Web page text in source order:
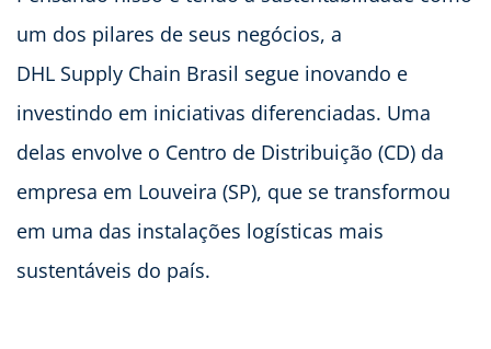
um dos pilares de seus negócios, a
DHL Supply Chain Brasil segue inovando e
investindo em iniciativas diferenciadas. Uma
delas envolve o Centro de Distribuição (CD) da
empresa em Louveira (SP), que se transformou
em uma das instalações logísticas mais
sustentáveis do país.